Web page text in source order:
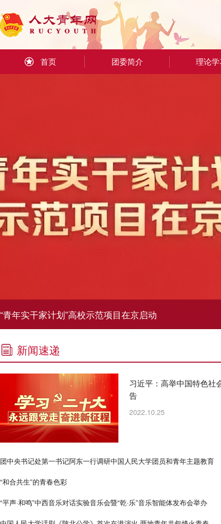
首页 团委简介 理论
“青年实干家计划”高校示范项目在京启动
新闻速递
习近平：高举中国特色
告
2022.10.25
团中央书记处第一书记阿东一行调研中国人民大学团员和青年主题教育
“和合共生”的青春色彩
“平声·和鸣”中西音乐对话实验音乐会暨“乾·乐”音乐智能体发布会举办